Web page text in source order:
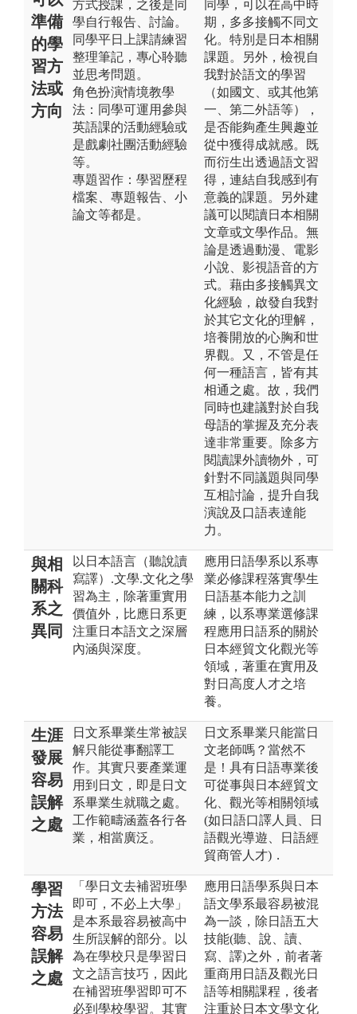
準備
的學
習方
法或
方向
方式授課，之後是同
學自行報告、討論。
同學平日上課請練習
整理筆記，專心聆聽
並思考問題。
角色扮演情境教學
法：同學可運用參與
英語課的活動經驗或
是戲劇社團活動經驗
等。
專題習作：學習歷程
檔案、專題報告、小
論文等都是。
同學，可以在高中時
期，多多接觸不同文
化。特別是日本相關
課題。另外，檢視自
我對於語文的學習
（如國文、或其他第
一、第二外語等），
是否能夠產生興趣並
從中獲得成就感。既
而衍生出透過語文習
得，連結自我感到有
意義的課題。另外建
議可以閱讀日本相關
文章或文學作品。無
論是透過動漫、電影
小說、影視語音的方
式。藉由多接觸異文
化經驗，啟發自我對
於其它文化的理解，
培養開放的心胸和世
界觀。又，不管是任
何一種語言，皆有其
相通之處。故，我們
同時也建議對於自我
母語的掌握及充分表
達非常重要。除多方
閱讀課外讀物外，可
針對不同議題與同學
互相討論，提升自我
演說及口語表達能
力。
與相
關科
系之
異同
以日本語言（聽說讀
寫譯）.文學.文化之學
習為主，除著重實用
價值外，比應日系更
注重日本語文之深層
內涵與深度。
應用日語學系以系專
業必修課程落實學生
日語基本能力之訓
練，以系專業選修課
程應用日語系的關於
日本經貿文化觀光等
領域，著重在實用及
對日高度人才之培
養。
生涯
發展
容易
誤解
之處
日文系畢業生常被誤
解只能從事翻譯工
作。其實只要產業運
用到日文，即是日文
系畢業生就職之處。
工作範疇涵蓋各行各
業，相當廣泛。
日文系畢業只能當日
文老師嗎？當然不
是！具有日語專業後
可從事與日本經貿文
化、觀光等相關領域
(如日語口譯人員、日
語觀光導遊、日語經
貿商管人才)．
學習
方法
容易
誤解
之處
「學日文去補習班學
即可，不必上大學」
是本系最容易被高中
生所誤解的部分。以
為在學校只是學習日
文之語言技巧，因此
在補習班學習即可不
必到學校學習。其實
應用日語學系與日本
語文學系最容易被混
為一談，除日語五大
技能(聽、說、讀、
寫、譯)之外，前者著
重商用日語及觀光日
語等相關課程，後者
注重於日本文學文化